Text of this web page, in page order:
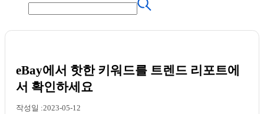
eBay에서 핫한 키워드를 트렌드 리포트에
서 확인하세요
작성일 :2023-05-12